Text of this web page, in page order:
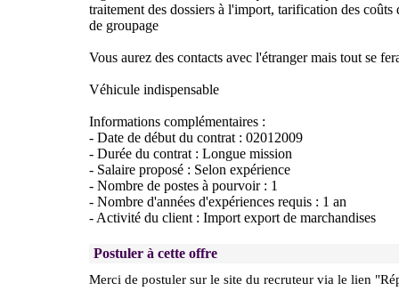
traitement des dossiers à l'import, tarification des coûts
de groupage
Vous aurez des contacts avec l'étranger mais tout se
Véhicule indispensable
Informations complémentaires :
- Date de début du contrat : 02012009
- Durée du contrat : Longue mission
- Salaire proposé : Selon expérience
- Nombre de postes à pourvoir : 1
- Nombre d'années d'expériences requis : 1 an
- Activité du client : Import export de marchandises
Postuler à cette offre
Merci de postuler sur le site du recruteur via le lien